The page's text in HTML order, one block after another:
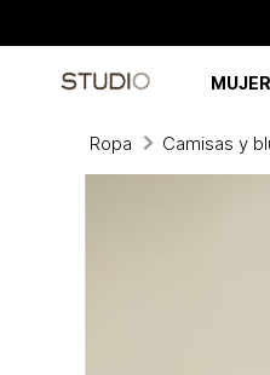
MUJER
Ropa Camisas y